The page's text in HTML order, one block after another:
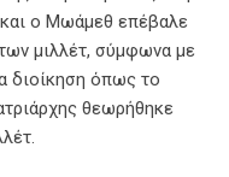
ο Μωάμεθ επέβαλε
μιλλέτ, σύμφωνα με
διοίκηση όπως το
θεωρήθηκε